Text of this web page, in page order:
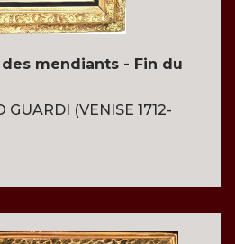
mendiants - Fin du
GUARDI (VENISE 1712-